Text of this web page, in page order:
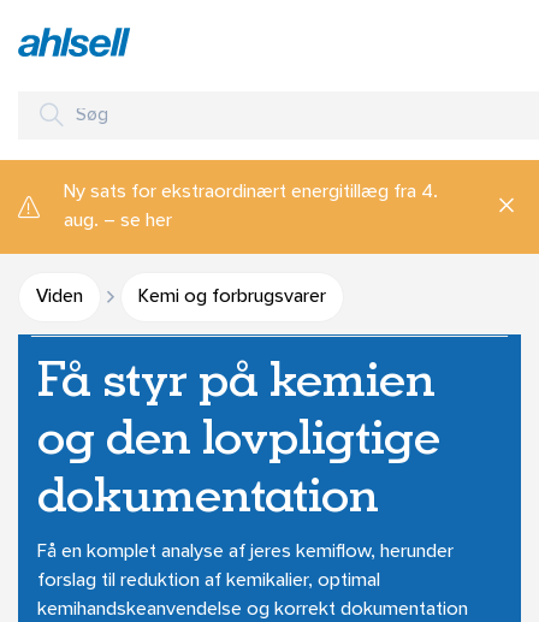
Ny sats for ekstraordinært energitillæg fra 4.
aug. – se her
Viden Kemi og forbrugsvarer
Få styr på kemien
og den lovpligtige
dokumentation
Få en komplet analyse af jeres kemiflow, herunder
forslag til reduktion af kemikalier, optimal
kemihandskeanvendelse og korrekt dokumentation